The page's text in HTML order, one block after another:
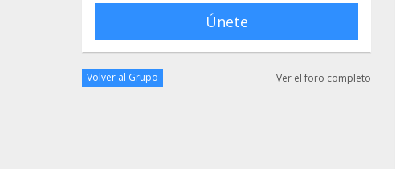
Únete
Volver al Grupo Ver el foro completo